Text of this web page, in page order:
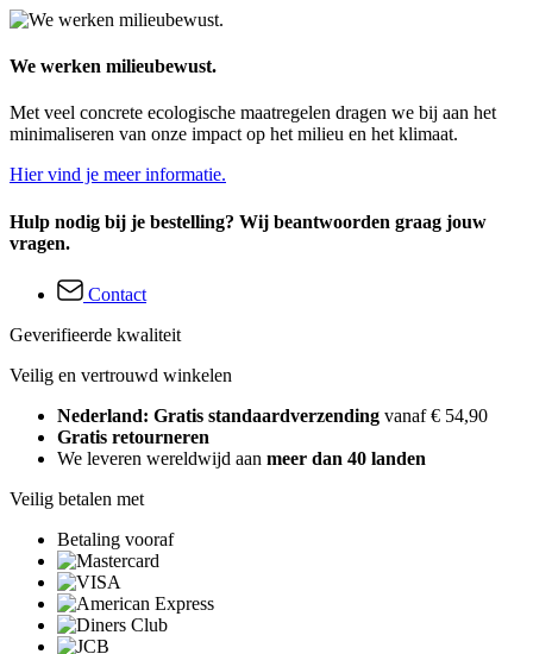
We werken milieubewust.
Met veel concrete ecologische maatregelen dragen we bij aan het
minimaliseren van onze impact op het milieu en het klimaat.
Hier vind je meer informatie.
Hulp nodig bij je bestelling? Wij beantwoorden graag jouw
vragen.
Contact
Geverifieerde kwaliteit
Veilig en vertrouwd winkelen
Nederland: Gratis standaardverzending vanaf € 54,90
Gratis retourneren
We leveren wereldwijd aan meer dan 40 landen
Veilig betalen met
Betaling vooraf